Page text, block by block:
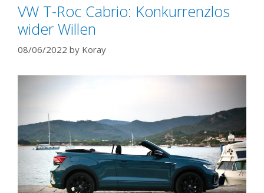
VW T-Roc Cabrio: Konkurrenzlos
wider Willen
08/06/2022 by Koray